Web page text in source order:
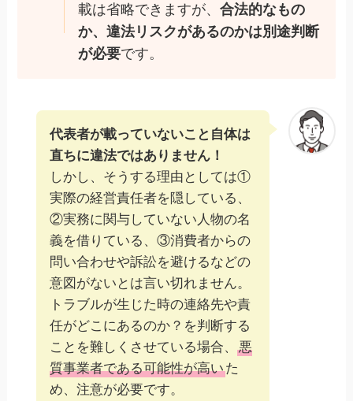
載は省略できますが、 合法的なもの
か、違法リスクがあるのかは別途判断
が必要です。
代表者が載っていないこと自体は
直ちに違法ではありません！
しかし、そうする理由としては①
実際の経営責任者を隠している、
②実務に関与していない人物の名
義を借りている、③消費者からの
問い合わせや訴訟を避けるなどの
意図がないとは言い切れません。
トラブルが生じた時の連絡先や責
任がどこにあるのか？を判断する
ことを難しくさせている場合、悪
質事業者である可能性が高いた
め、注意が必要です。